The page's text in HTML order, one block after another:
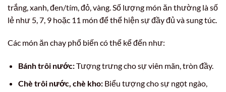
trắng, xanh, đen/tím, đỏ, vàng. Số lượng món ăn thường là số
lẻ như 5, 7, 9 hoặc 11 món để thể hiện sự đầy đủ và sung túc.
Các món ăn chay phổ biến có thể kể đến như:
Bánh trôi nước:Tượng trưng cho sự viên mãn, tròn đầy.
Chè trôi nước, chè kho:Biểu tượng cho sự ngọt ngào,